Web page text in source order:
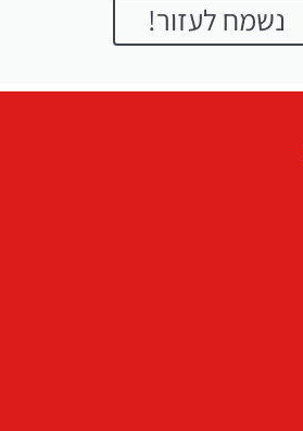
נשמח לעזור!